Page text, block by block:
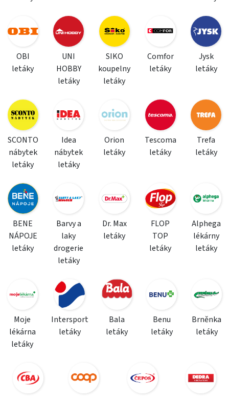
OBI
letáky
UNI
HOBBY
letáky
SIKO
koupelny
letáky
Comfor
letáky
Jysk
letáky
SCONTO
nábytek
letáky
Idea
nábytek
letáky
Orion
letáky
Tescoma
letáky
Trefa
letáky
BENE
NÁPOJE
letáky
Barvy a
laky
drogerie
letáky
Dr. Max
letáky
FLOP
TOP
letáky
Alphega
lékárny
letáky
Moje
lékárna
letáky
Intersport
letáky
Bala
letáky
Benu
letáky
Brněnka
letáky